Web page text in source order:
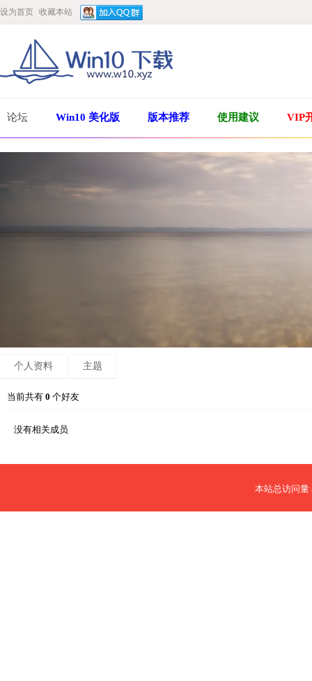
设为首页 收藏本站
论坛 Win10 美化版 版本推荐 使用建议 VIP
个人资料 主题
当前共有 0 个好友
没有相关成员
本站总访问量